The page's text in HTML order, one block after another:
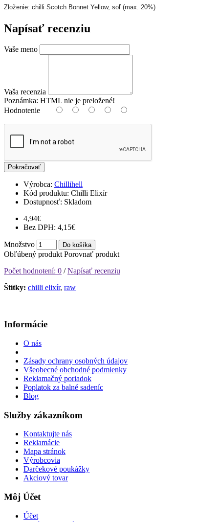
Zloženie: chilli Scotch Bonnet Yellow, soľ (max. 20%)
Napísať recenziu
Vaše meno
Vaša recenzia
Poznámka: HTML nie je preložené!
Hodnotenie
Pokračovať
Výrobca: Chillihell
Kód produktu: Chilli Elixír
Dostupnosť: Skladom
4,94€
Bez DPH: 4,15€
Množstvo Do košíka
Obľúbený produkt Porovnať produkt
Počet hodnotení: 0 /Napísať recenziu
Štítky: chilli elixír, raw
Informácie
O nás
Zásady ochrany osobných údajov
Všeobecné obchodné podmienky
Reklamačný poriadok
Poplatok za balné sadeníc
Blog
Služby zákazníkom
Kontaktujte nás
Reklamácie
Mapa stránok
Výrobcovia
Darčekové poukážky
Akciový tovar
Môj Účet
Účet